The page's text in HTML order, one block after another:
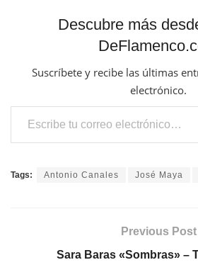
Descubre más
Suscríbete y recibe las últimas
electrónico.
Escribe tu correo electrónico…
Tags: Antonio Canales José Maya
Previous Post
Sara Baras «Sombras» –